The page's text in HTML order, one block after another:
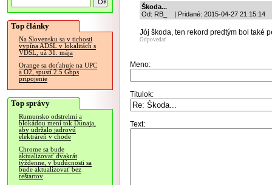
Top články
Na Slovensku sa v tichosti
vypína ADSL v lokalitách s
VDSL, už 31. mája
Orange sa doťahuje na UPC
a O2, spustí 2.5 Gbps
pripojenie
Top správy
Rumunsko odstrelmi a
blokádou mení tok Dunaja,
aby udržalo jadrovú
elektráreň v chode
Chrome sa bude
aktualizovať dvakrát
týždenne, v budúcnosti sa
bude aktualizovať bez
reštartov
Škoda...
Od: RB_ | Pridané: 2015-04-27 21:15:14
Jój škoda, ten rekord predtým bol také
Odpovedať
Meno:
Titulok:
Text: